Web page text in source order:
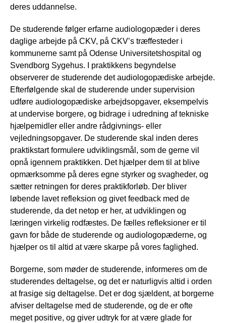
deres uddannelse.
De studerende følger erfarne audiologopæder i deres
daglige arbejde på CKV, på CKV’s træffesteder i
kommunerne samt på Odense Universitetshospital og
Svendborg Sygehus. I praktikkens begyndelse
observerer de studerende det audiologopædiske arbejde.
Efterfølgende skal de studerende under supervision
udføre audiologopædiske arbejdsopgaver, eksempelvis
at undervise borgere, og bidrage i udredning af tekniske
hjælpemidler eller andre rådgivnings- eller
vejledningsopgaver. De studerende skal inden deres
praktikstart formulere udviklingsmål, som de gerne vil
opnå igennem praktikken. Det hjælper dem til at blive
opmærksomme på deres egne styrker og svagheder, og
sætter retningen for deres praktikforløb. Der bliver
løbende lavet refleksion og givet feedback med de
studerende, da det netop er her, at udviklingen og
læringen virkelig rodfæstes. De fælles refleksioner er til
gavn for både de studerende og audiologopæderne, og
hjælper os til altid at være skarpe på vores faglighed.
Borgerne, som møder de studerende, informeres om de
studerendes deltagelse, og det er naturligvis altid i orden
at frasige sig deltagelse. Det er dog sjældent, at borgerne
afviser deltagelse med de studerende, og de er ofte
meget positive, og giver udtryk for at være glade for